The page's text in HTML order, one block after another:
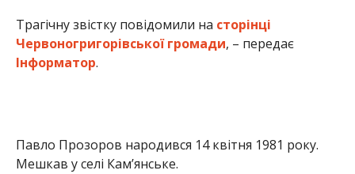
Трагічну звістку повідомили на сторінці
Червоногригорівської громади, – передає
Інформатор.
Павло Прозоров народився 14 квітня 1981 року.
Мешкав у селі Кам’янське.